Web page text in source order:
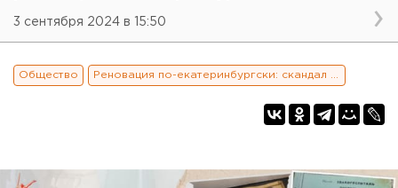
3 сентября 2024 в 15:50
Общество